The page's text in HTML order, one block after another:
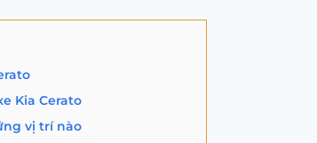
Kia Cerato
vị trí nào